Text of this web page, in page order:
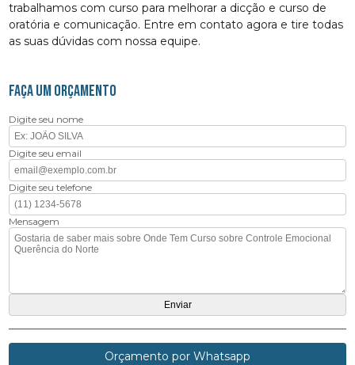
trabalhamos com curso para melhorar a dicção e curso de
oratória e comunicação. Entre em contato agora e tire todas
as suas dúvidas com nossa equipe.
FAÇA UM ORÇAMENTO
Digite seu nome
Digite seu email
Digite seu telefone
Mensagem
Orçamento por Whatsapp